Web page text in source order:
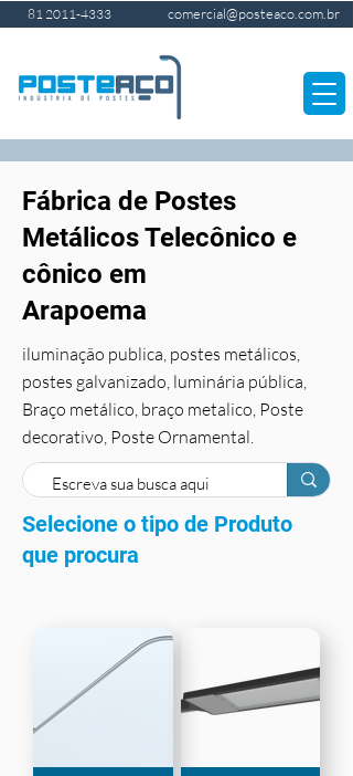
81 2011-4333 comercial@posteaco.com.br
Fábrica de Postes
Metálicos Telecônico e
cônico em
Arapoema
iluminação publica, postes metálicos,
postes galvanizado, luminária pública,
Braço metálico, braço metalico, Poste
decorativo, Poste Ornamental.
Selecione o tipo de Produto
que procura